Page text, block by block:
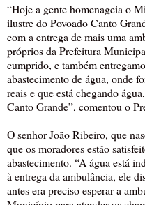
“Hoje a gente homenageia o
ilustre do Povoado Canto
com a entrega de mais uma
próprios da Prefeitura
cumprido, e também
abastecimento de água, onde
reais e que está chegando
Canto Grande”, comentou o
O senhor João Ribeiro, que
que os moradores estão
abastecimento. “A água está
à entrega da ambulância, ele
antes era preciso esperar a